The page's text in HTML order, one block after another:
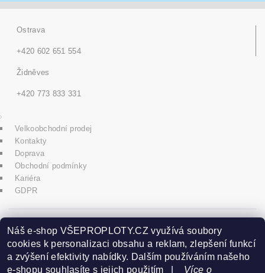
Ostrava
+420 602 651 554
Židněves
+420 773 833 331
Velkoobchodní prodej
Kontakty
Doprava
Obchodní podmínky
Kariéra
GDPR
icons8.com
Praha - Herink
Náš e-shop VŠEPROPLOTY.CZ využívá soubory
cookies k personalizaci obsahu a reklam, zlepšení funkcí
a zvýšení efektivity nabídky. Dalším používáním našeho
e-shopu souhlasíte s jejich použitím | Více o